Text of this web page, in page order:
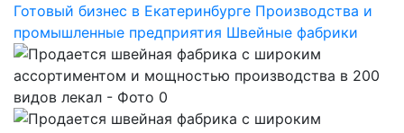
Готовый бизнес в Екатеринбурге Производства и
промышленные предприятия Швейные фабрики